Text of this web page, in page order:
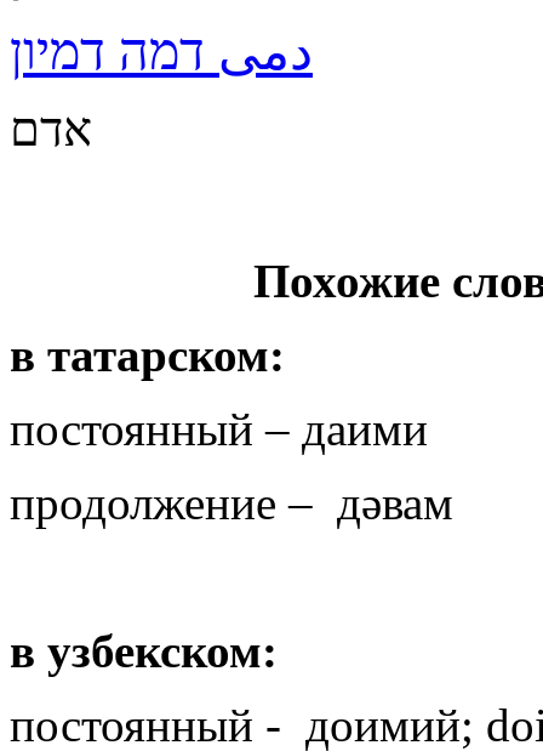
دمى דמה דמיון
אדם
Похожие
в татарском:
постоянный – даими
продолжение – дәвам
в узбекском:
постоянный - доимий;